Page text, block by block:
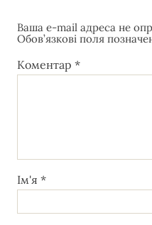
Ваша e-mail адреса не
Обов’язкові поля
Коментар *
Ім'я *